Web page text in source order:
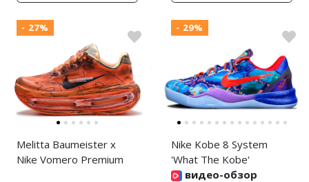
- 27%
Melitta Baumeister x
Nike Vomero Premium
- 29%
Nike Kobe 8 System
'What The Kobe'
видео-обзор